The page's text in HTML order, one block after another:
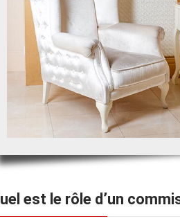
Quel est le rôle d’un